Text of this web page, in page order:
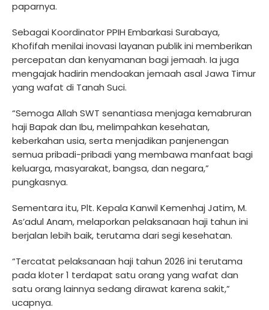
paparnya.
Sebagai Koordinator PPIH Embarkasi Surabaya,
Khofifah menilai inovasi layanan publik ini memberikan
percepatan dan kenyamanan bagi jemaah. Ia juga
mengajak hadirin mendoakan jemaah asal Jawa Timur
yang wafat di Tanah Suci.
“Semoga Allah SWT senantiasa menjaga kemabruran
haji Bapak dan Ibu, melimpahkan kesehatan,
keberkahan usia, serta menjadikan panjenengan
semua pribadi-pribadi yang membawa manfaat bagi
keluarga, masyarakat, bangsa, dan negara,”
pungkasnya.
Sementara itu, Plt. Kepala Kanwil Kemenhaj Jatim, M.
As’adul Anam, melaporkan pelaksanaan haji tahun ini
berjalan lebih baik, terutama dari segi kesehatan.
“Tercatat pelaksanaan haji tahun 2026 ini terutama
pada kloter 1 terdapat satu orang yang wafat dan
satu orang lainnya sedang dirawat karena sakit,”
ucapnya.